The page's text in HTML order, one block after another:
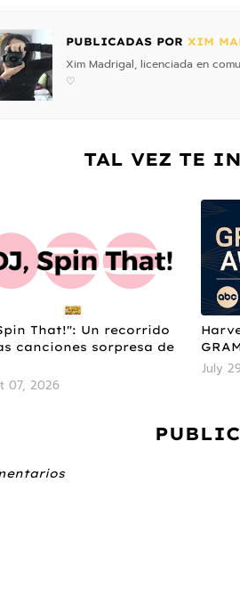
PUBLICADAS POR XIM
Xim Madrigal, licenciada en
♡
TAL VEZ TE
That!": Un recorrido
canciones sorpresa de
07, 2026
July